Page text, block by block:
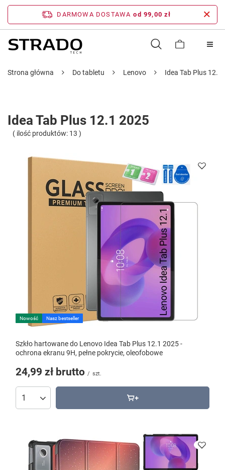
DARMOWA DOSTAWA od 99,00 zł
Strona główna Do tabletu Lenovo Idea Tab Plus 12.1
Idea Tab Plus 12.1 2025
( ilość produktów: 13 )
Nowość Nasz bestseller
Szkło hartowane do Lenovo Idea Tab Plus 12.1 2025 -
ochrona ekranu 9H, pełne pokrycie, oleofobowe
24,99 zł brutto / szt.